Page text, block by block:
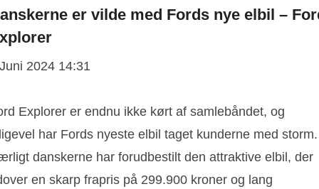
er vilde med Fords nye elbil –
2024 14:31
Explorer er endnu ikke kørt af samlebåndet, og
har Fords nyeste elbil taget kunderne med storm.
danskerne har forudbestilt den attraktive elbil, der
en skarp frapris på 299.900 kroner og lang